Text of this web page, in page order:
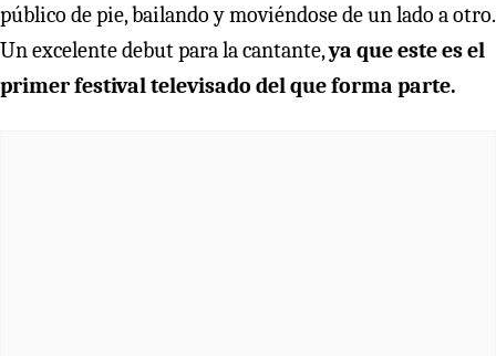
público de pie, bailando y moviéndose de un lado a otro.
Un excelente debut para la cantante,ya que este es el
primer festival televisado del que forma parte.